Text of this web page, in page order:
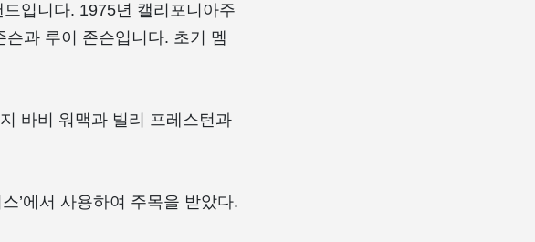
입니다. 1975년 캘리포니아주
과 루이 존슨입니다. 초기 멤
바비 워맥과 빌리 프레스턴과
’에서 사용하여 주목을 받았다.